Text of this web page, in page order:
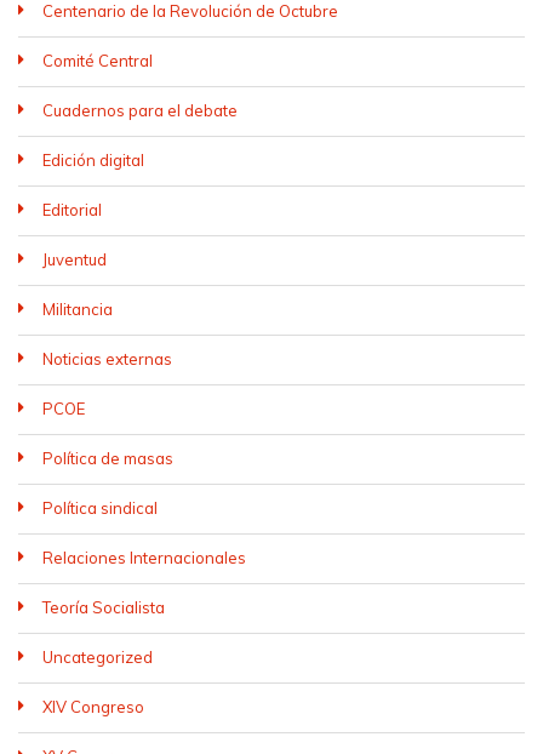
Centenario de la Revolución de Octubre
Comité Central
Cuadernos para el debate
Edición digital
Editorial
Juventud
Militancia
Noticias externas
PCOE
Política de masas
Política sindical
Relaciones Internacionales
Teoría Socialista
Uncategorized
XIV Congreso